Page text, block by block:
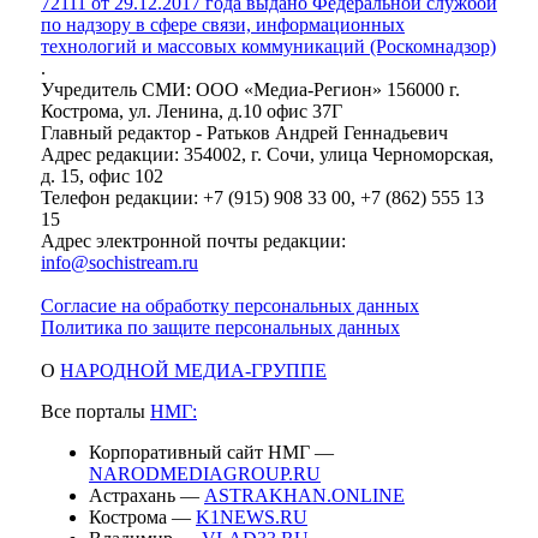
по надзору в сфере связи, информационных
технологий и массовых коммуникаций (Роскомнадзор)
.
Учредитель СМИ: ООО «Медиа-Регион» 156000 г.
Кострома, ул. Ленина, д.10 офис 37Г
Главный редактор - Ратьков Андрей Геннадьевич
Адрес редакции: 354002, г. Сочи, улица Черноморская,
д. 15, офис 102
Телефон редакции: +7 (915) 908 33 00, +7 (862) 555 13
15
Адрес электронной почты редакции:
info@sochistream.ru
Согласие на обработку персональных данных
Политика по защите персональных данных
О НАРОДНОЙ МЕДИА-ГРУППЕ
Все порталы НМГ:
Корпоративный сайт НМГ —
NARODMEDIAGROUP.RU
Астрахань — ASTRAKHAN.ONLINE
Кострома — K1NEWS.RU